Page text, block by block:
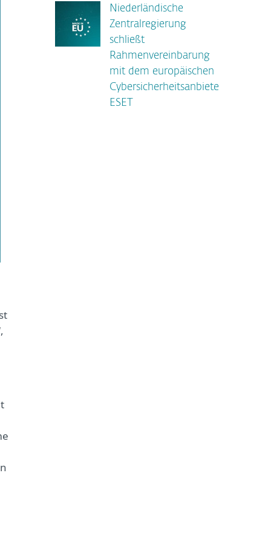
Niederländische
Zentralregierung
schließt
Rahmenvereinbarung
mit dem europäischen
Cybersicherheitsanbieter
ESET